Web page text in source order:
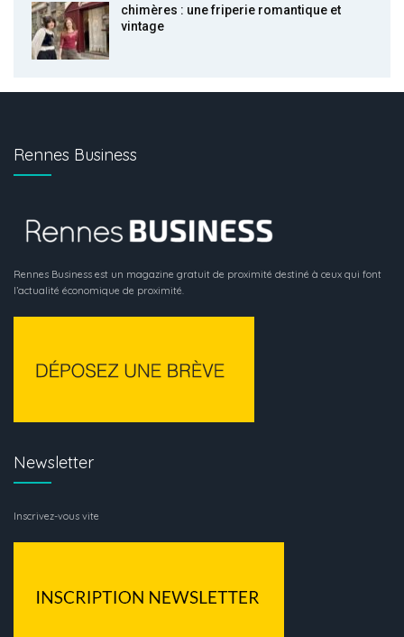
chimères : une friperie romantique et
vintage
Rennes Business
Rennes Business est un magazine gratuit de proximité destiné à ceux qui font
l’actualité économique de proximité.
Newsletter
Inscrivez-vous vite